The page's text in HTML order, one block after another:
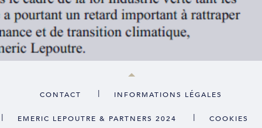
PRESSE
CONTACT | INFORMATIONS LÉGALES
| EMERIC LEPOUTRE & PARTNERS 2024 | COOKIES